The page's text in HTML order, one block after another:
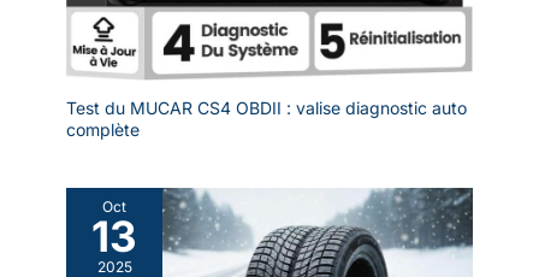
Test du MUCAR CS4 OBDII : valise diagnostic auto
complète
Oct
13
2025